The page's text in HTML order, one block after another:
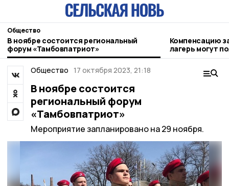
Общество
В ноябре состоится региональный
форум «Тамбовпатриот»
Компенсацию
лагерь могут
родители
Общество 17 октября 2023, 21:18
В ноябре состоится
региональный форум
«Тамбовпатриот»
Мероприятие запланировано на 29 ноября.